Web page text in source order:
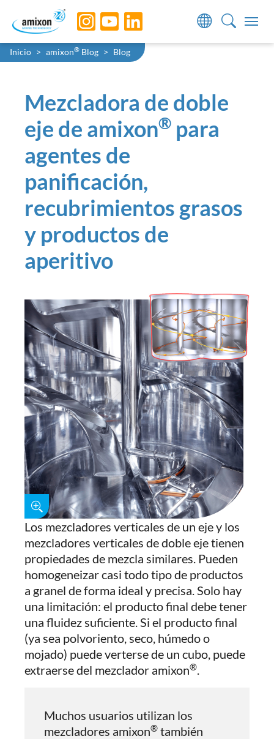
Skip to main navigation
Skip to main content
Skip to page footer
You are here:
Inicio amixon® Blog Blog
Mezcladora de doble
eje de amixon® para
agentes de
panificación,
recubrimientos grasos
y productos de
aperitivo
Los mezcladores verticales de un eje y los
mezcladores verticales de doble eje tienen
propiedades de mezcla similares. Pueden
homogeneizar casi todo tipo de productos
a granel de forma ideal y precisa. Solo hay
una limitación: el producto final debe tener
una fluidez suficiente. Si el producto final
(ya sea polvoriento, seco, húmedo o
mojado) puede verterse de un cubo, puede
extraerse del mezclador amixon®.
Muchos usuarios utilizan los
mezcladores amixon® también